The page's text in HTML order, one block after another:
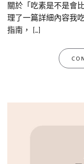
關於「吃素是不是會
理了一篇詳細內容我
指南， […]